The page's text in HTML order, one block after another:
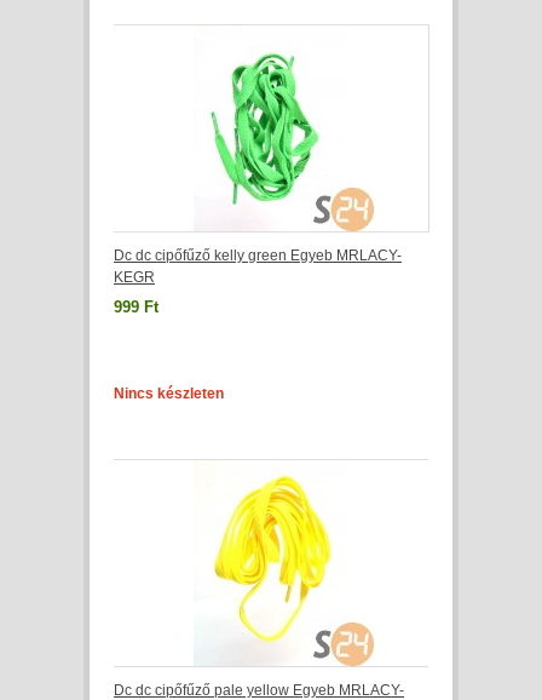
Dc dc cipőfűző kelly green Egyeb MRLACY-
KEGR
999 Ft
Nincs készleten
Dc dc cipőfűző pale yellow Egyeb MRLACY-